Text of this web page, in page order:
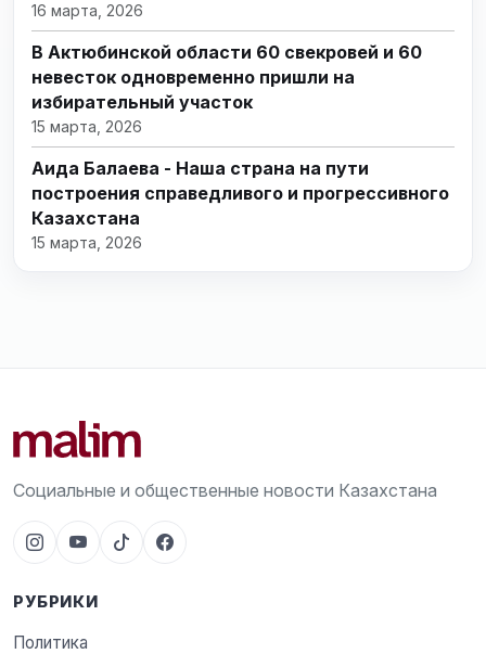
16 марта, 2026
В Актюбинской области 60 свекровей и 60
невесток одновременно пришли на
избирательный участок
15 марта, 2026
Аида Балаева - Наша страна на пути
построения справедливого и прогрессивного
Казахстана
15 марта, 2026
Социальные и общественные новости Казахстана
РУБРИКИ
Политика